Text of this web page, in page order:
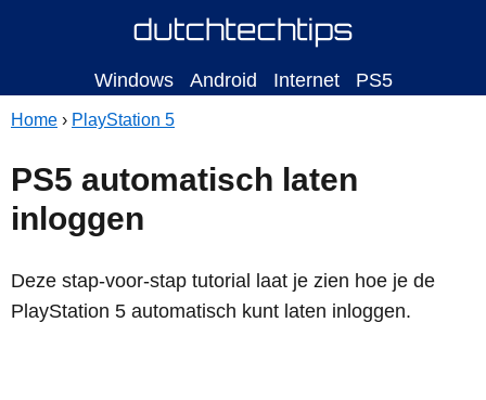
Windows Android Internet PS5
Home › PlayStation 5
PS5 automatisch laten
inloggen
Deze stap-voor-stap tutorial laat je zien hoe je de
PlayStation 5 automatisch kunt laten inloggen.